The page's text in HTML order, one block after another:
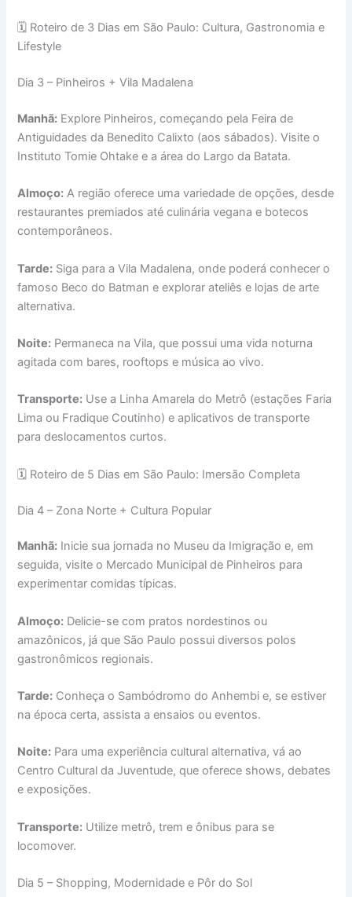
🗓 Roteiro de 3 Dias em São Paulo: Cultura, Gastronomia e
Lifestyle
Dia 3 – Pinheiros + Vila Madalena
Manhã: Explore Pinheiros, começando pela Feira de
Antiguidades da Benedito Calixto (aos sábados). Visite o
Instituto Tomie Ohtake e a área do Largo da Batata.
Almoço: A região oferece uma variedade de opções, desde
restaurantes premiados até culinária vegana e botecos
contemporâneos.
Tarde: Siga para a Vila Madalena, onde poderá conhecer o
famoso Beco do Batman e explorar ateliês e lojas de arte
alternativa.
Noite: Permaneca na Vila, que possui uma vida noturna
agitada com bares, rooftops e música ao vivo.
Transporte: Use a Linha Amarela do Metrô (estações Faria
Lima ou Fradique Coutinho) e aplicativos de transporte
para deslocamentos curtos.
🗓 Roteiro de 5 Dias em São Paulo: Imersão Completa
Dia 4 – Zona Norte + Cultura Popular
Manhã: Inicie sua jornada no Museu da Imigração e, em
seguida, visite o Mercado Municipal de Pinheiros para
experimentar comidas típicas.
Almoço: Delicie-se com pratos nordestinos ou
amazônicos, já que São Paulo possui diversos polos
gastronômicos regionais.
Tarde: Conheça o Sambódromo do Anhembi e, se estiver
na época certa, assista a ensaios ou eventos.
Noite: Para uma experiência cultural alternativa, vá ao
Centro Cultural da Juventude, que oferece shows, debates
e exposições.
Transporte: Utilize metrô, trem e ônibus para se
locomover.
Dia 5 – Shopping, Modernidade e Pôr do Sol